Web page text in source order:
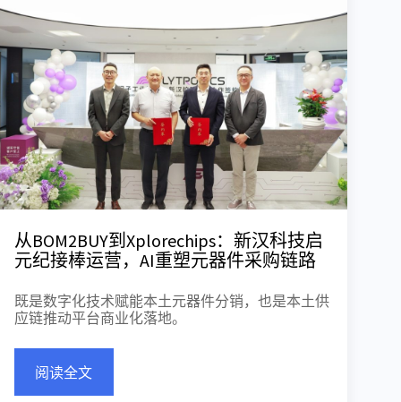
从BOM2BUY到Xplorechips：新汉科技启
元纪接棒运营，AI重塑元器件采购链路
既是数字化技术赋能本土元器件分销，也是本土供
应链推动平台商业化落地。
阅读全文